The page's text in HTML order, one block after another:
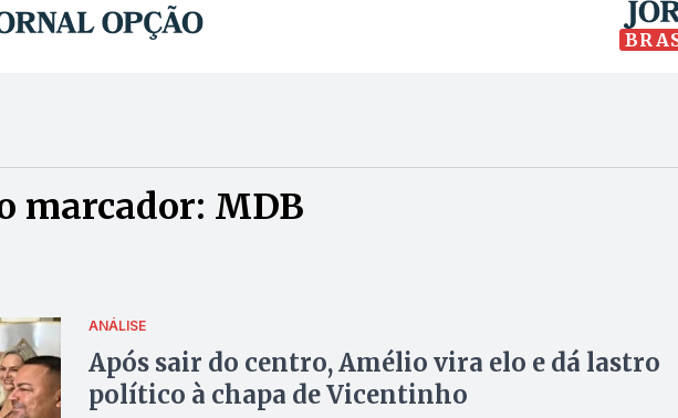
marcador: MDB
ANÁLISE
Após sair do centro, Amélio vira elo e dá lastro
político à chapa de Vicentinho